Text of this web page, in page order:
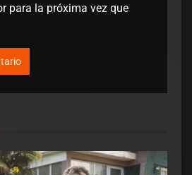
para la próxima vez que